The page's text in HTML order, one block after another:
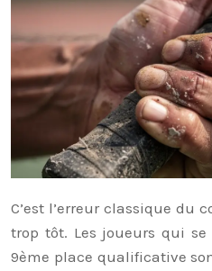
C’est l’erreur classique du
trop tôt. Les joueurs qui
9ème place qualificative